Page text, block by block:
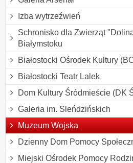
Izba wytrzeźwień
Schronisko dla Zwierząt
Białymstoku
Białostocki Ośrodek Kultury
Białostocki Teatr Lalek
Dom Kultury Śródmieście (DK
Galeria im. Sleńdzińskich
Muzeum Wojska
Dzienny Dom Pomocy
Miejski Ośrodek Pomocy